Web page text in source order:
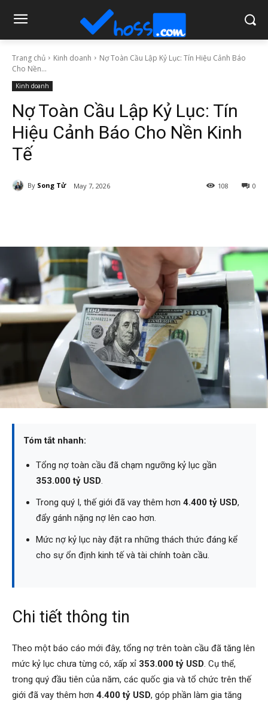
Trang chủ Kinh doanh
Nợ Toàn Cầu Lập Kỷ Lục: Tín Hiệu Cảnh Báo
Cho Nền...
Kinh doanh
Nợ Toàn Cầu Lập Kỷ Lục: Tín
Hiệu Cảnh Báo Cho Nền Kinh
Tế
By Song Tử May 7, 2026 0
108
Tóm tắt nhanh:
Tổng nợ toàn cầu đã chạm ngưỡng kỷ lục gần
353.000 tỷ USD.
Trong quý I, thế giới đã vay thêm hơn 4.400 tỷ USD,
đẩy gánh nặng nợ lên cao hơn.
Mức nợ kỷ lục này đặt ra những thách thức đáng kể
cho sự ổn định kinh tế và tài chính toàn cầu.
Chi tiết thông tin
Theo một báo cáo mới đây, tổng nợ trên toàn cầu đã tăng lên
mức kỷ lục chưa từng có, xấp xỉ 353.000 tỷ USD. Cụ thể,
trong quý đầu tiên của năm, các quốc gia và tổ chức trên thế
giới đã vay thêm hơn 4.400 tỷ USD, góp phần làm gia tăng